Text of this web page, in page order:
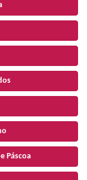
Páscoa